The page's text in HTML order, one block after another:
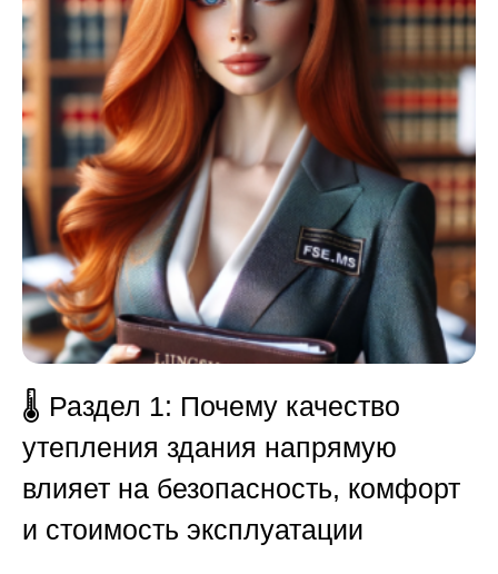
🌡️ Раздел 1: Почему качество
утепления здания напрямую
влияет на безопасность, комфорт
и стоимость эксплуатации